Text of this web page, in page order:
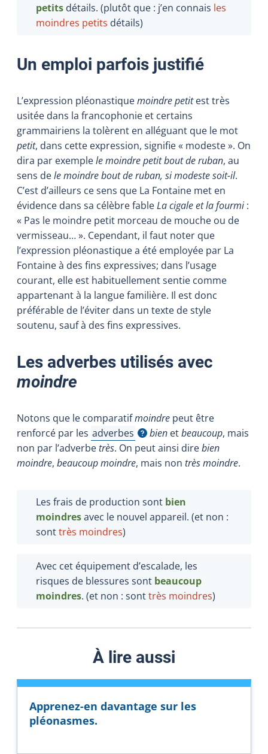
petits détails. (plutôt que : j’en connais les
moindres petits détails)
Un emploi parfois justifié
L’expression pléonastiquemoindre petitest très
usitée dans la francophonie et certains
grammairiens la tolèrent en alléguant que le mot
petit, dans cette expression, signifie « modeste ». On
dira par exemplele moindre petit bout de ruban, au
sens dele moindre bout de ruban, si modeste soit-il.
C’est d’ailleurs ce sens que La Fontaine met en
évidence dans sa célèbre fableLa cigale et la fourmi :
« Pas le moindre petit morceau de mouche ou de
vermisseau… ». Cependant, il faut noter que
l’expression pléonastique a été employée par La
Fontaine à des fins expressives; dans l’usage
courant, elle est habituellement sentie comme
appartenant à la langue familière. Il est donc
préférable de l’éviter dans un texte de style
soutenu, sauf à des fins expressives.
Les adverbes utilisés avec
moindre
Notons que le comparatifmoindre peut être
renforcé par les adverbes
Afficher l'infobulle
bien etbeaucoup, mais
non par l’adverbetrès. On peut ainsi direbien
moindre, beaucoup moindre, mais non très moindre.
Les frais de production sont bien
moindresavec le nouvel appareil. (et non :
sonttrès moindres)
Avec cet équipement d’escalade, les
risques de blessures sont beaucoup
moindres. (et non : sonttrès moindres)
À lire aussi
Apprenez-en davantage sur les
pléonasmes.